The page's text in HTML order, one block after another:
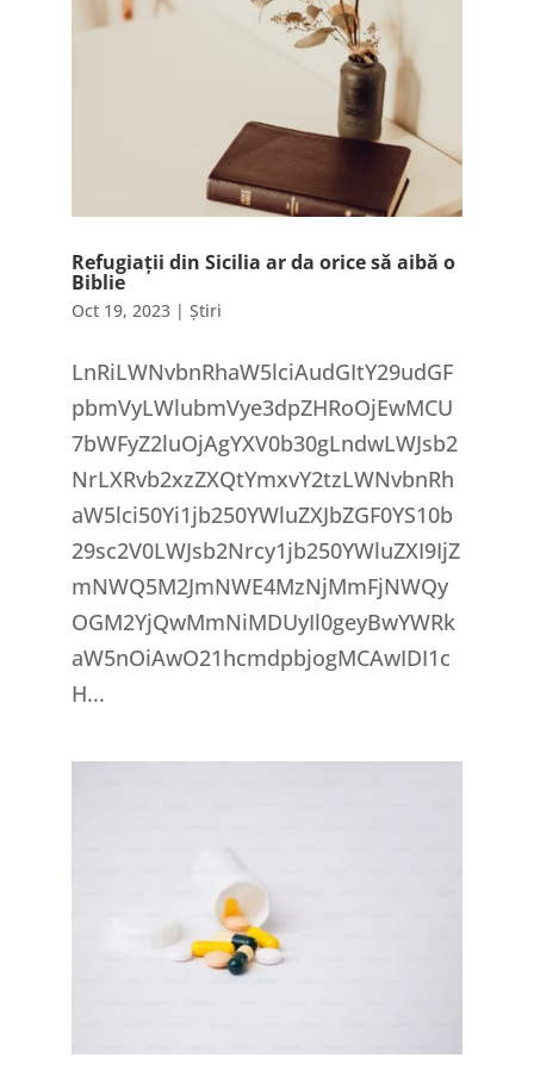
Refugiații din Sicilia ar da orice să aibă o
Biblie
Oct 19, 2023| Știri
LnRiLWNvbnRhaW5lciAudGItY29udGF
pbmVyLWlubmVye3dpZHRoOjEwMCU
7bWFyZ2luOjAgYXV0b30gLndwLWJsb2
NrLXRvb2xzZXQtYmxvY2tzLWNvbnRh
aW5lci50Yi1jb250YWluZXJbZGF0YS10b
29sc2V0LWJsb2Nrcy1jb250YWluZXI9IjZ
mNWQ5M2JmNWE4MzNjMmFjNWQy
OGM2YjQwMmNiMDUyIl0geyBwYWRk
aW5nOiAwO21hcmdpbjogMCAwIDI1c
H...